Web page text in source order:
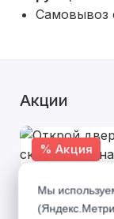
Самовывоз
Акции
% Акция
Мы